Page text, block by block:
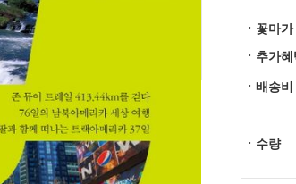
ㆍ꽃마가
ㆍ추가혜
ㆍ배송비
ㆍ수량